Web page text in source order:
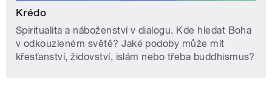
Krédo
Spiritualita a náboženství v dialogu. Kde hledat Boha
v odkouzleném světě? Jaké podoby může mít
křesťanství, židovství, islám nebo třeba buddhismus?